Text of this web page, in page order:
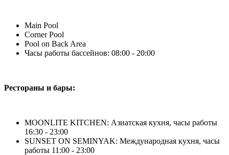
Main Pool
Corner Pool
Pool on Back Area
Часы работы бассейнов: 08:00 - 20:00
Рестораны и бары:
MOONLITE KITCHEN: Азиатская кухня, часы работы
16:30 - 23:00
SUNSET ON SEMINYAK: Международная кухня, часы
работы 11:00 - 23:00